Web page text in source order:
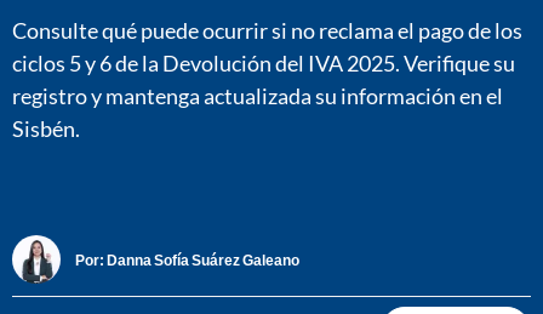
Consulte qué puede ocurrir si no reclama el pago de los
ciclos 5 y 6 de la Devolución del IVA 2025. Verifique su
registro y mantenga actualizada su información en el
Sisbén.
Por: Danna Sofía Suárez Galeano